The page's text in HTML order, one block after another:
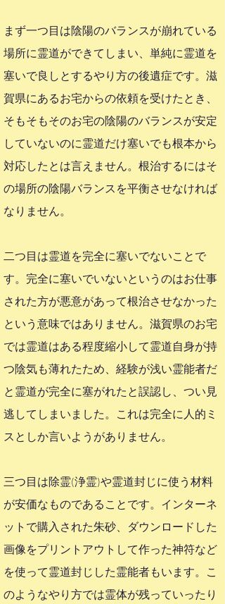
まず一つ目は陰陽のバランスが崩れている
場所に霊道ができてしまい、単純に霊道を
塞いで良しとするやり方の後遺症です。滋
賀県にあるお宅からの依頼を受けたとき、
そもそもそのお宅の陰陽のバランスが安定
していないのに霊道だけ塞いでも根本から
対応したとは言えません。根治するにはそ
の場所の陰陽バランスを平衡させなければ
なりません。
二つ目は霊道を完全に塞いでないことで
す。完全に塞いでいないというのはお仕事
された方が悪意があって根治させなかった
という意味ではありません。滋賀県のお宅
では霊道はある程度縮小して霊道自身が持
つ陰気も薄れたため、経験が浅い霊能者だ
と霊道が完全に塞がれたと誤認し、つい見
逃してしまいました。これは完全に人的ミ
スとしか言いようがありません。
三つ目は除霊(浄霊)や霊道封じに使う材料
が安価なものであることです。インターネ
ットで購入された朱砂、ダウンロードした
画像をプリントアウトして作った神符など
を使って霊道封じした霊能者もいます。こ
のようなやり方では霊体が残っていったり